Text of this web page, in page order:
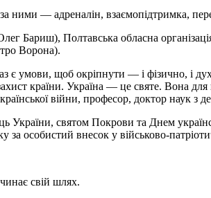
ними — адреналін, взаємопідтримка,
Бариш), Полтавська обласна
Ворона).
є умови, щоб окріпнути — і фізично, і
країни. Україна — це святе. Вона
війни, професор, доктор наук з
України, святом Покрови та Днем
особистий внесок у військово-
свій шлях.